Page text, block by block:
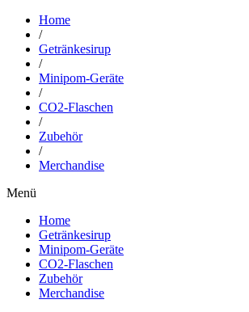
Home
/
Getränkesirup
/
Minipom-Geräte
/
CO2-Flaschen
/
Zubehör
/
Merchandise
Menü
Home
Getränkesirup
Minipom-Geräte
CO2-Flaschen
Zubehör
Merchandise